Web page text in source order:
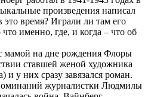
произведения написал
это время? Играли ли там его
именно, где, и когда – что об
мамой на дне рождения Флоры
ставшей женой художника
и у них сразу завязался роман.
журналистки Людмилы